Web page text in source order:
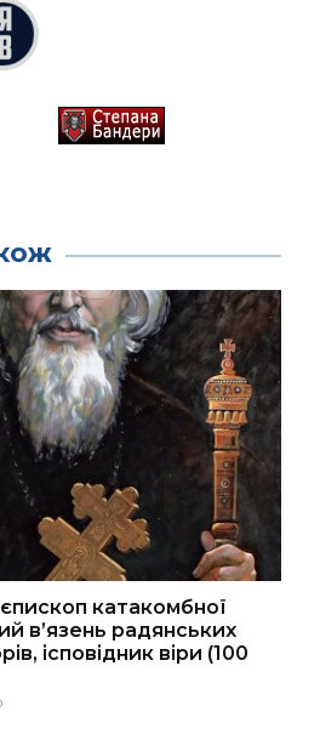
катакомбної
в’язень радянських
ісповідник віри (100